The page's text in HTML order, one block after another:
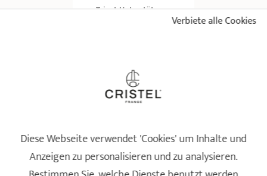
Trivet-Unterstützung
Diese Webseite verwendet 'Cookies' um Inhalte und
Anzeigen zu personalisieren und zu analysieren.
Verbiete alle Cookies